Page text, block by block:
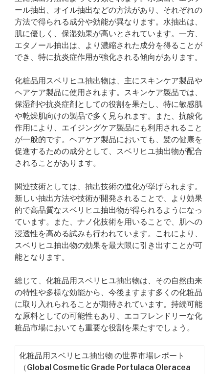
ール抽出、オイル抽出などの方法があり、それぞれの
方法で得られる成分や効能が異なります。水抽出は、
肌に優しく、保湿効果が高いとされています。一方、
エタノール抽出は、より濃縮された成分を得ることが
でき、特に抗炎症作用が強化される傾向があります。
化粧品用スベリヒユ抽出物は、主にスキンケア製品や
ヘアケア製品に使用されます。スキンケア製品では、
保湿剤や抗炎症剤としての役割を果たし、特に敏感肌
や乾燥肌向けの製品で多く見られます。また、抗酸化
作用により、エイジングケア製品にも利用されること
が一般的です。ヘアケア製品においても、髪の健康を
促進するための成分として、スベリヒユ抽出物が配合
されることがあります。
関連技術としては、抽出技術の進化が挙げられます。
新しい抽出方法や技術が開発されることで、より効果
的で高品質なスベリヒユ抽出物が得られるようになっ
ています。また、ナノ化技術を用いることで、肌への
浸透性を高める試みも行われています。これにより、
スベリヒユ抽出物の効果を最大限に引き出すことが可
能となります。
総じて、化粧品用スベリヒユ抽出物は、その自然由来
の特性や多様な効能から、今後ますます多くの化粧品
に取り入れられることが期待されています。持続可能
な原料としての可能性もあり、エコフレンドリーな化
粧品市場においても重要な役割を果たすでしょう。
化粧品用スベリヒユ抽出物 の世界市場レポート
（Global Cosmetic Grade Portulaca Oleracea